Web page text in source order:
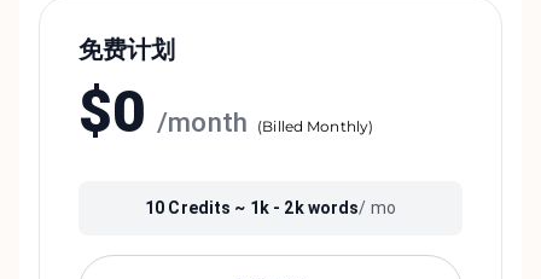
免费计划
$0 /month (Billed Monthly)
10 Credits ~ 1k - 2kwords/ mo